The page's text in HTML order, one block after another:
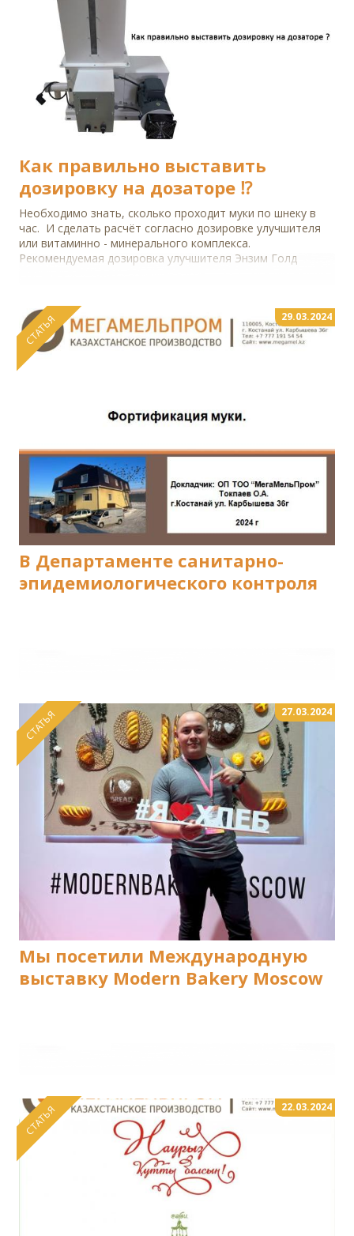
Как правильно выставить
дозировку на дозаторе ⁉️
Необходимо знать, сколько проходит муки по шнеку в
час. И сделать расчёт согласно дозировке улучшителя
или витаминно - минерального комплекса.
Рекомендуемая дозировка улучшителя Энзим Голд
СТАТЬЯ
В Департаменте санитарно-
эпидемиологического контроля
29.03.2024
СТАТЬЯ
Мы посетили Международную
выставку Modern Bakery Moscow
27.03.2024
СТАТЬЯ 22.03.2024